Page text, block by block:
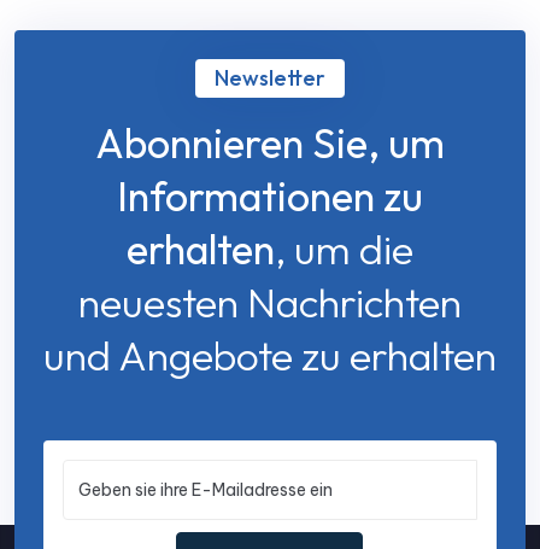
Newsletter
Abonnieren Sie, um
Informationen zu
erhalten, um die
neuesten Nachrichten
und Angebote zu erhalten